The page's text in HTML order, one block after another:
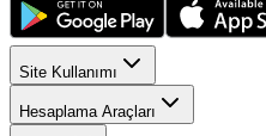
Site Kullanımı
Hesaplama Araçları